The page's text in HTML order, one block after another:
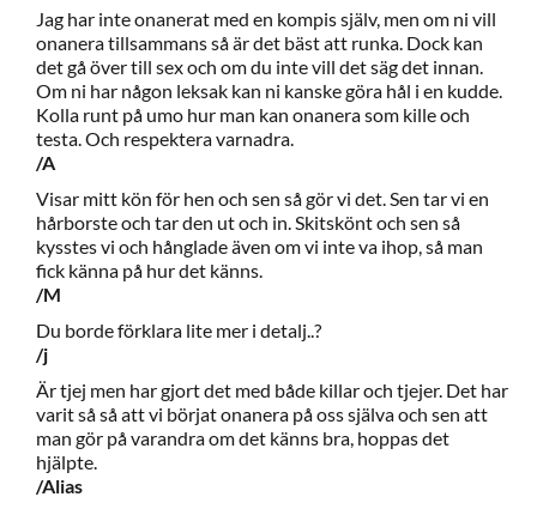
Jag har inte onanerat med en kompis själv, men om ni vill
onanera tillsammans så är det bäst att runka. Dock kan
det gå över till sex och om du inte vill det säg det innan.
Om ni har någon leksak kan ni kanske göra hål i en kudde.
Kolla runt på umo hur man kan onanera som kille och
testa. Och respektera varnadra.
/A
Visar mitt kön för hen och sen så gör vi det. Sen tar vi en
hårborste och tar den ut och in. Skitskönt och sen så
kysstes vi och hånglade även om vi inte va ihop, så man
fick känna på hur det känns.
/M
Du borde förklara lite mer i detalj..?
/j
Är tjej men har gjort det med både killar och tjejer. Det har
varit så så att vi börjat onanera på oss själva och sen att
man gör på varandra om det känns bra, hoppas det
hjälpte.
/Alias